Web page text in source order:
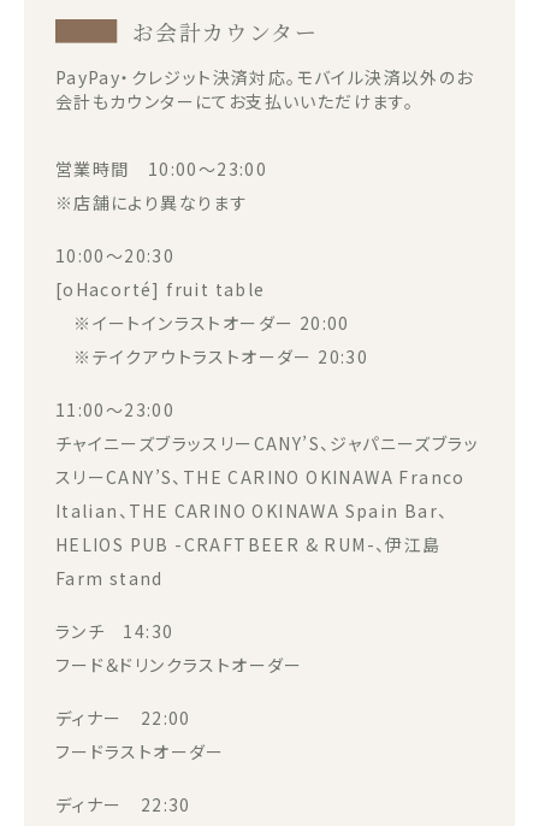
お会計カウンター
PayPay・クレジット決済対応。モバイル決済以外のお
会計もカウンターにてお支払いいただけます。
営業時間 10:00～23:00
※店舗により異なります
10:00～20:30
[oHacorté] fruit table
※イートインラストオーダー 20:00
※テイクアウトラストオーダー 20:30
11:00～23:00
チャイニーズブラッスリーCANY’S、ジャパニーズブラッ
スリーCANY’S、THE CARINO OKINAWA Franco
Italian、THE CARINO OKINAWA Spain Bar、
HELIOS PUB -CRAFTBEER & RUM-、伊江島
Farm stand
ランチ 14:30
フード＆ドリンクラストオーダー
ディナー 22:00
フードラストオーダー
ディナー 22:30